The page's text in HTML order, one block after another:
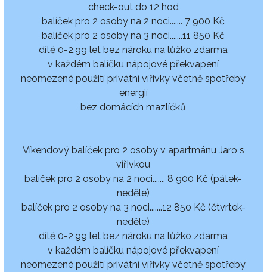
check-out do 12 hod
balíček pro 2 osoby na 2 noci....... 7 900 Kč
balíček pro 2 osoby na 3 noci.......11 850 Kč
dítě 0-2,99 let bez nároku na lůžko zdarma
v každém balíčku nápojové překvapení
neomezené použití privátní vířivky včetně spotřeby
energií
bez domácích mazlíčků
Víkendový balíček pro 2 osoby v apartmánu Jaro s
vířivkou
balíček pro 2 osoby na 2 noci....... 8 900 Kč (pátek-
neděle)
balíček pro 2 osoby na 3 noci.......12 850 Kč (čtvrtek-
neděle)
dítě 0-2,99 let bez nároku na lůžko zdarma
v každém balíčku nápojové překvapení
neomezené použití privátní vířivky včetně spotřeby